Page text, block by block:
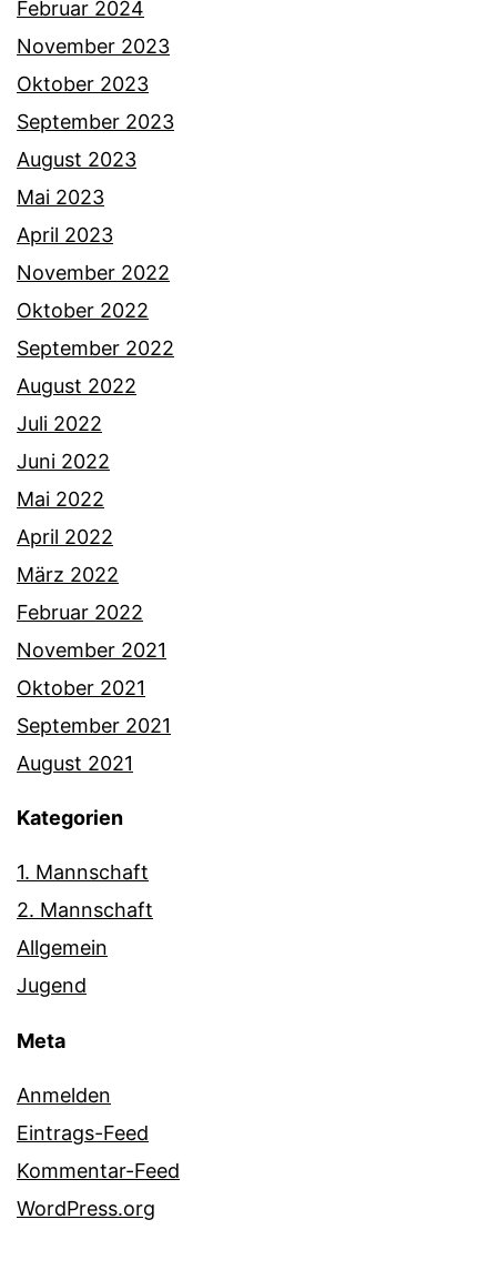
Februar 2024
November 2023
Oktober 2023
September 2023
August 2023
Mai 2023
April 2023
November 2022
Oktober 2022
September 2022
August 2022
Juli 2022
Juni 2022
Mai 2022
April 2022
März 2022
Februar 2022
November 2021
Oktober 2021
September 2021
August 2021
Kategorien
1. Mannschaft
2. Mannschaft
Allgemein
Jugend
Meta
Anmelden
Eintrags-Feed
Kommentar-Feed
WordPress.org